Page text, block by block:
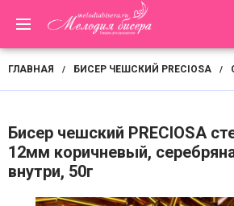
ГЛАВНАЯ / БИСЕР ЧЕШСКИЙ PRECIOSA /
Бисер чешский PRECIOSA
12мм коричневый,
внутри, 50г